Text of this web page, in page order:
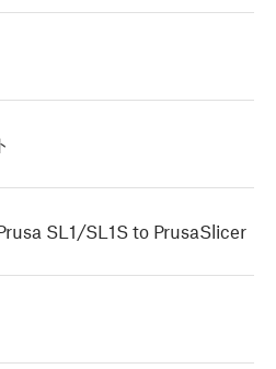
SL1/SL1S to PrusaSlicer